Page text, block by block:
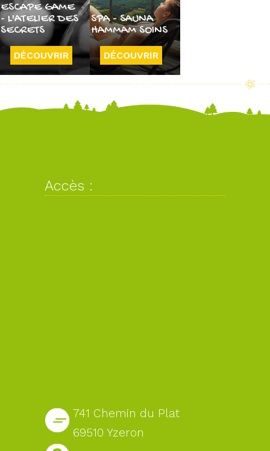
ESCAPE GAME
- L'ATELIER DES
SECRETS
DÉCOUVRIR
SPA - SAUNA
HAMMAM SOINS
DÉCOUVRIR
Accès :
741 Chemin du Plat
69510 Yzeron